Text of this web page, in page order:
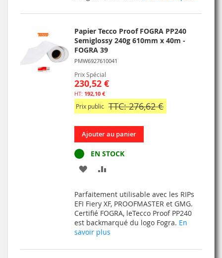
LISTE
D’ENVIE
Papier Tecco Proof FOGRA PP240
Semiglossy 240g 610mm x 40m -
FOGRA 39
PMW6927610041
Prix Spécial
230,52 €
192,10 €
Prix public TTC: 276,62 €
Ajouter au panier
EN STOCK
AJOUTER
MA
LISTE
D’ENVIE
COMPARATEUR
Parfaitement utilisable avec les RIPs
EFI Fiery XF, PROOFMASTER et GMG.
Certifié FOGRA, leTecco Proof PP240
est backmarqué du logo Fogra. En
savoir plus